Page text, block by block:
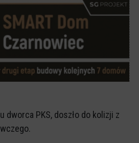
dworca PKS, doszło do kolizji z